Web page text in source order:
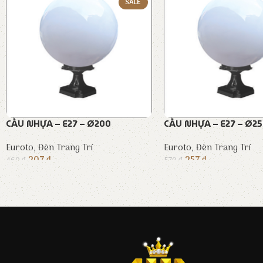
CẦU NHỰA – E27 – Ø200
Euroto,Đèn Trang Trí
460 ₫ 207₫
CẦU NHỰA – E27 –
Euroto, Đèn Trang Trí
570 ₫ 257₫